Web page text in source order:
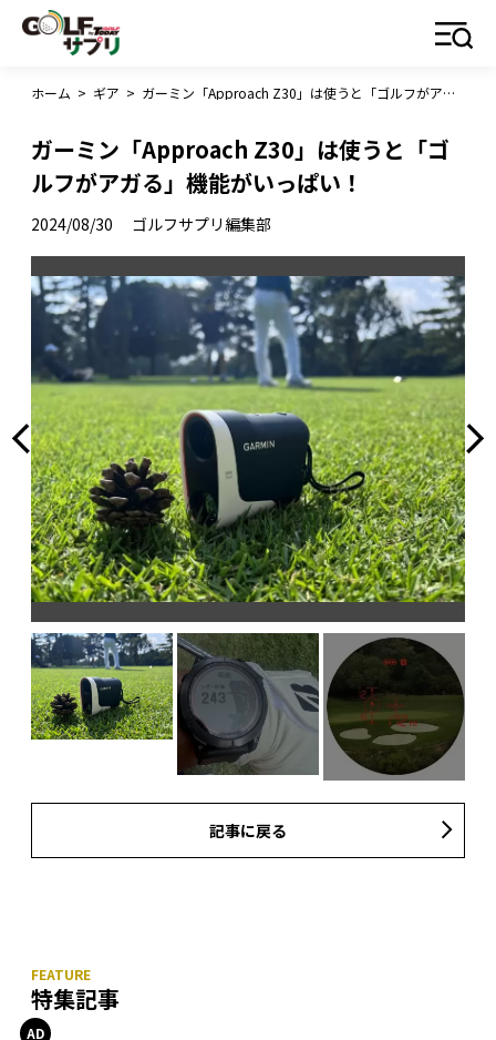
ホーム > ギア > ガーミン「Approach Z30」は使うと「ゴルフがアガる」機能がいっぱい！
ガーミン「Approach Z30」は使うと「ゴ
ルフがアガる」機能がいっぱい！
2024/08/30 ゴルフサプリ編集部
記事に戻る
特集記事